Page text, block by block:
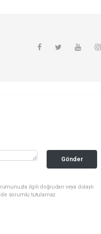
Gönder
ilgili doğrudan veya dolaylı
sorumlu tutulamaz.